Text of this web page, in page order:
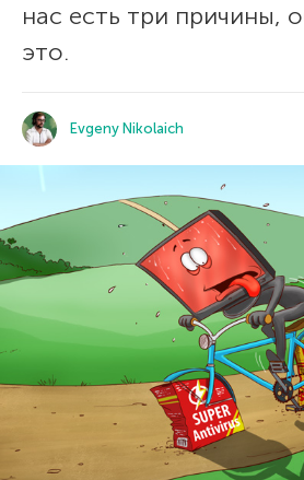
нас есть три причины,
это.
Evgeny Nikolaich